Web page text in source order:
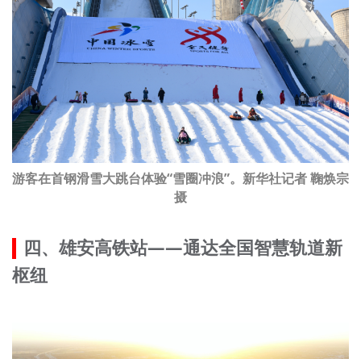
游客在首钢滑雪大跳台体验“雪圈冲浪”。新华社记者 鞠焕宗
摄
四、雄安高铁站——通达全国智慧轨道新
枢纽